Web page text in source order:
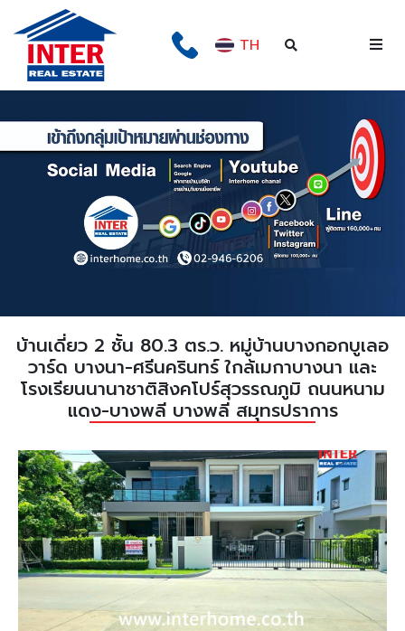
TH
บ้านเดี่ยว 2 ชั้น 80.3 ตร.ว. หมู่บ้านบางกอกบูเลอ
วาร์ด บางนา-ศรีนครินทร์ ใกล้เมกาบางนา และ
โรงเรียนนานาชาติสิงคโปร์สุวรรณภูมิ ถนนหนาม
แดง-บางพลี บางพลี สมุทรปราการ